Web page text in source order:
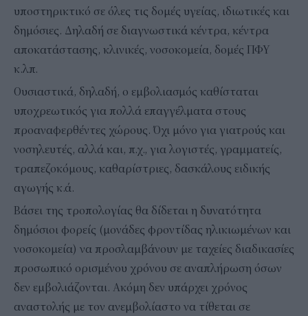
υποστηρικτικό σε όλες τις δομές υγείας, ιδιωτικές και
δημόσιες. Δηλαδή σε διαγνωστικά κέντρα, κέντρα
αποκατάστασης, κλινικές, νοσοκομεία, δομές ΠΦΥ
κ.λπ.
Ουσιαστικά, δηλαδή, ο εμβολιασμός καθίσταται
υποχρεωτικός για πολλά επαγγέλματα στους
προαναφερθέντες χώρους. Όχι μόνο για γιατρούς και
νοσηλευτές, αλλά και, π.χ., για λογιστές, γραμματείς,
τραπεζοκόμους, καθαρίστριες, δασκάλους ειδικής
αγωγής κ.ά.
Βάσει της τροπολογίας θα δίδεται η δυνατότητα
δημόσιοι φορείς (μονάδες φροντίδας ηλικιωμένων και
νοσοκομεία) να προσλαμβάνουν με ταχείες διαδικασίες
προσωπικό ορισμένου χρόνου σε αναπλήρωση όσων
δεν εμβολιάζονται. Ακόμη δεν υπάρχει χρόνος
αναστολής με τον ανεμβολίαστο να τίθεται σε